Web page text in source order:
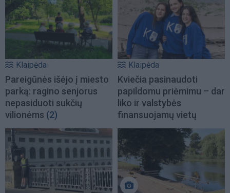
Klaipėda
Pareigūnės išėjo į miesto
parką: ragino senjorus
nepasiduoti sukčių
vilionėms (2)
Klaipėda
Kviečia pasinaudoti
papildomu priėmimu – dar
liko ir valstybės
finansuojamų vietų